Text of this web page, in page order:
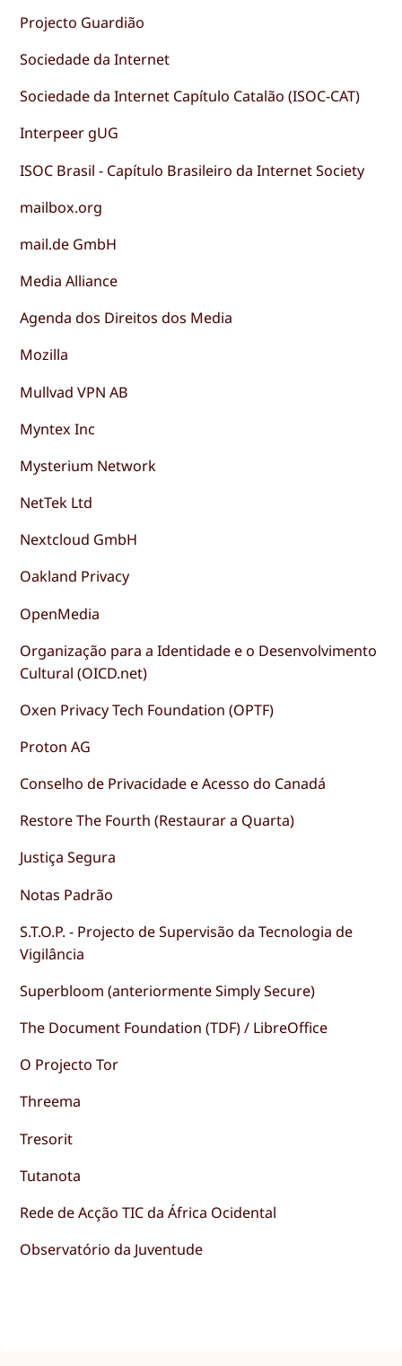
Projecto Guardião
Sociedade da Internet
Sociedade da Internet Capítulo Catalão (ISOC-CAT)
Interpeer gUG
ISOC Brasil - Capítulo Brasileiro da Internet Society
mailbox.org
mail.de GmbH
Media Alliance
Agenda dos Direitos dos Media
Mozilla
Mullvad VPN AB
Myntex Inc
Mysterium Network
NetTek Ltd
Nextcloud GmbH
Oakland Privacy
OpenMedia
Organização para a Identidade e o Desenvolvimento
Cultural (OICD.net)
Oxen Privacy Tech Foundation (OPTF)
Proton AG
Conselho de Privacidade e Acesso do Canadá
Restore The Fourth (Restaurar a Quarta)
Justiça Segura
Notas Padrão
S.T.O.P. - Projecto de Supervisão da Tecnologia de
Vigilância
Superbloom (anteriormente Simply Secure)
The Document Foundation (TDF) / LibreOffice
O Projecto Tor
Threema
Tresorit
Tutanota
Rede de Acção TIC da África Ocidental
Observatório da Juventude